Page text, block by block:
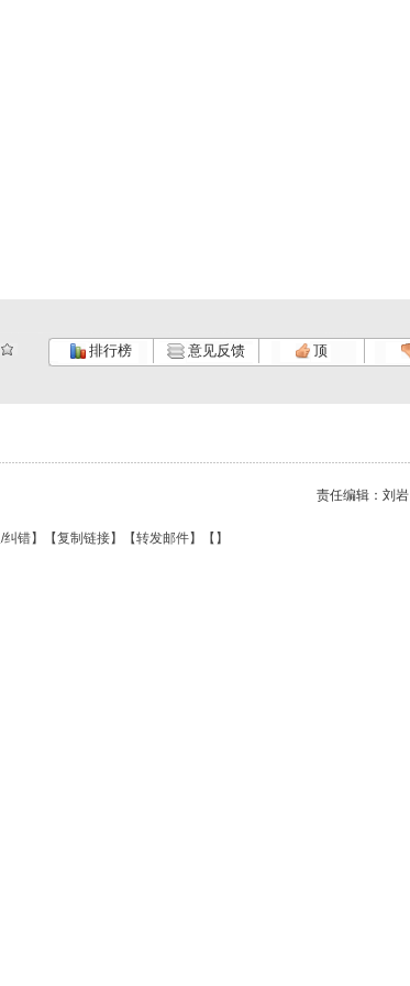
排行榜 意见反馈 顶
责任编辑：刘岩
纠错】【复制链接】【转发邮件】【 】